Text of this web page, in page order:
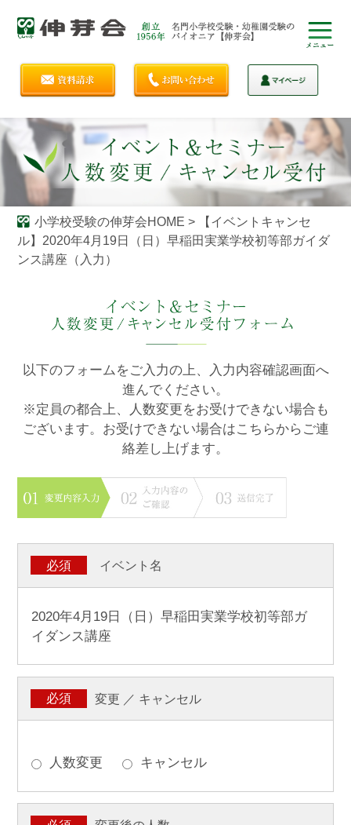
小学校受験の伸芽会HOME >
【イベントキャンセ
ル】2020年4月19日（日）早稲田実業学校初等部ガイダ
ンス講座（入力）
以下のフォームをご入力の上、入力内容確認画面へ
進んでください。
※定員の都合上、人数変更をお受けできない場合も
ございます。お受けできない場合はこちらからご連
絡差し上げます。
必須 イベント名
2020年4月19日（日）早稲田実業学校初等部ガ
イダンス講座
必須 変更 ／ キャンセル
人数変更 キャンセル